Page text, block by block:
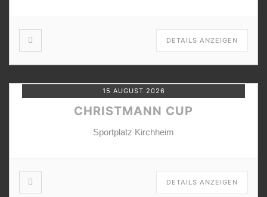
DETAILS ANZEIGEN
15 AUGUST 2026
CHRISTMANN CUP
Sportplatz Kirchheim
DETAILS ANZEIGEN